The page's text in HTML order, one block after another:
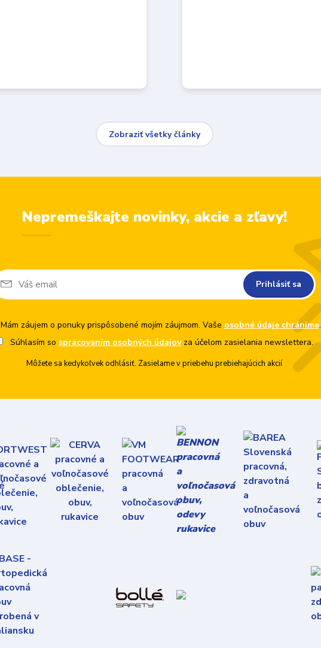
Zobraziť všetky články
Nepremeškajte novinky, akcie a zľavy!
Prihlásiť sa
Mám záujem o ponuky prispôsobené mojím záujmom. Vaše osobné údaje chránime.
Súhlasím so spracovaním osobných údajovza účelom zasielania newslettera.
Môžete sa kedykoľvek odhlásiť. Zasielame v priebehu prebiehajúcich akcií